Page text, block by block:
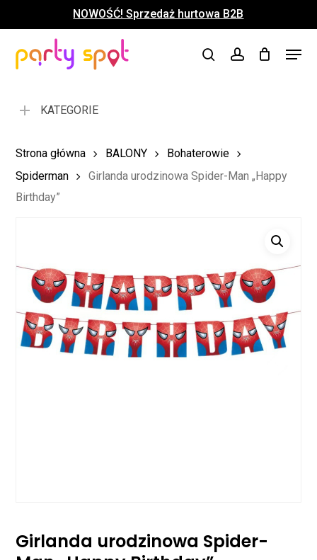
to
content
NOWOŚĆ! Sprzedaż hurtowa B2B
searchaccount
Menu
Koszyk Close
KATEGORIE
Strona główna BALONY
Bohaterowie
Spiderman
Girlanda urodzinowa Spider-Man „Happy
Birthday”
Girlanda urodzinowa Spider-
Menu